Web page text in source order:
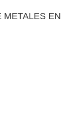
METALES EN